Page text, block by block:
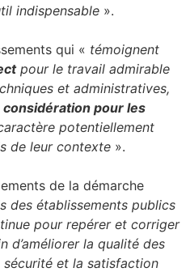
indispensable ».
qui « témoignent
pour le travail admirable
et administratives,
pour les
potentiellement
de leur contexte ».
de la démarche
des établissements publics
pour repérer et corriger
d’améliorer la qualité des
et la satisfaction